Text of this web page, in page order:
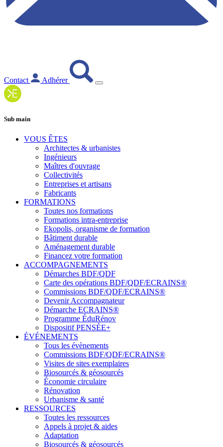
Contact Adhérer
Sub main
VOUS ÊTES
Architectes & urbanistes
Ingénieurs
Maîtres d'ouvrage
Collectivités
Entreprises et artisans
Fabricants
FORMATIONS
Toutes nos formations
Formations intra-entreprise
Ekopolis, organisme de formation
Bâtiment durable
Aménagement durable
Financez votre formation
ACCOMPAGNEMENTS
Démarches BDF/QDF
Carte des opérations BDF/QDF/ECRAINS®
Commissions BDF/QDF/ECRAINS®
Devenir Accompagnateur
Démarche ECRAINS®
Programme ÉduRénov
Dispositif PENSÉE+
ÉVÉNEMENTS
Tous les évènements
Commissions BDF/QDF/ECRAINS®
Visites de sites exemplaires
Biosourcés & géosourcés
Économie circulaire
Rénovation
Urbanisme & santé
RESSOURCES
Toutes les ressources
Appels à projet & aides
Adaptation
Biosourcés & géosourcés